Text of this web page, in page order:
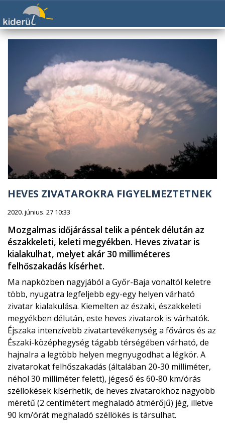
HEVES ZIVATAROKRA FIGYELMEZTETNEK
2020. június. 27 10:33
Mozgalmas időjárással telik a péntek délután az
északkeleti, keleti megyékben. Heves zivatar is
kialakulhat, melyet akár 30 milliméteres
felhőszakadás kísérhet.
Ma napközben nagyjából a Győr-Baja vonaltól keletre
több, nyugatra legfeljebb egy-egy helyen várható
zivatar kialakulása. Kiemelten az északi, északkeleti
megyékben délután, este heves zivatarok is várhatók.
Éjszaka intenzívebb zivatartevékenység a főváros és az
Északi-középhegység tágabb térségében várható, de
hajnalra a legtöbb helyen megnyugodhat a légkör. A
zivatarokat felhőszakadás (általában 20-30 milliméter,
néhol 30 milliméter felett), jégeső és 60-80 km/órás
széllökések kísérhetik, de heves zivatarokhoz nagyobb
méretű (2 centimétert meghaladó átmérőjű) jég, illetve
90 km/órát meghaladó széllökés is társulhat.